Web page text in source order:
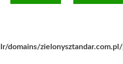
domains/